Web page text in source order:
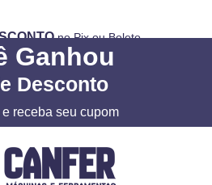
no Pix ou Boleto
Ganhou
Desconto
receba seu cupom